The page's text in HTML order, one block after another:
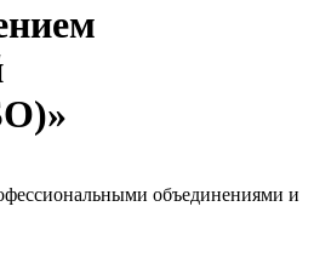
объединениями и